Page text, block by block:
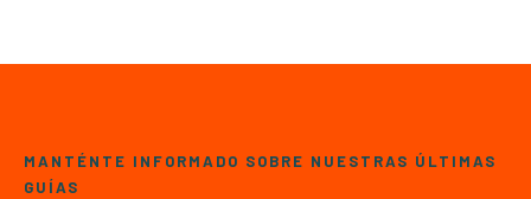
MANTÉNTE INFORMADO SOBRE NUESTRAS ÚLTIMAS
GUÍAS